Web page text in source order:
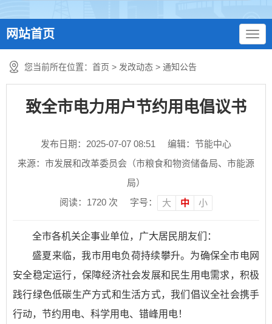
网站首页
您当前所在位置： 首页 > 发改动态 > 通知公告
致全市电力用户节约用电倡议书
发布日期：2025-07-07 08:51
编辑：节能中心
来源：市发展和改革委员会（市粮食和物资储备局、市能源
局）
阅读： 1720 次 字号： 大 中 小
全市各机关企事业单位，广大居民朋友们：
盛夏来临，我市用电负荷持续攀升。为确保全市电网
安全稳定运行，保障经济社会发展和民生用电需求，积极
践行绿色低碳生产方式和生活方式，我们倡议全社会携手
行动，节约用电、科学用电、错峰用电！